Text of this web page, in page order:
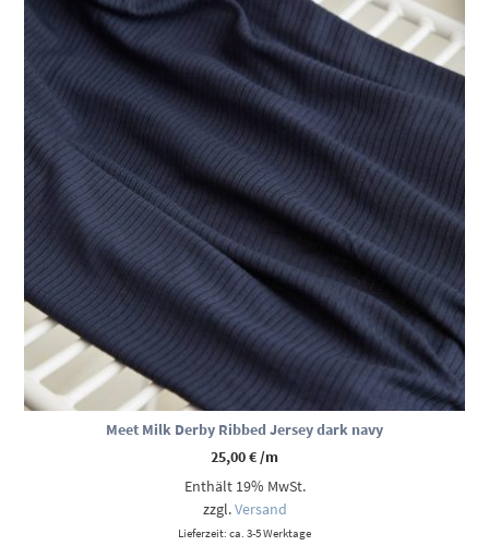
Meet Milk Derby Ribbed Jersey dark navy
25,00€/m
Enthält 19% MwSt.
zzgl.Versand
Lieferzeit: ca. 3-5 Werktage